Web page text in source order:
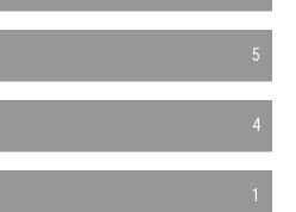
5
4
1